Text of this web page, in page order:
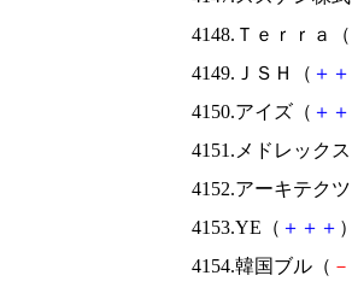
4148.Ｔｅｒｒａ（
4149.ＪＳＨ（ ＋ ＋
4150.アイズ（ ＋ ＋
4151.メドレック
4152.アーキテク
4153.YE（ ＋ ＋ ＋
4154.韓国ブル（ －